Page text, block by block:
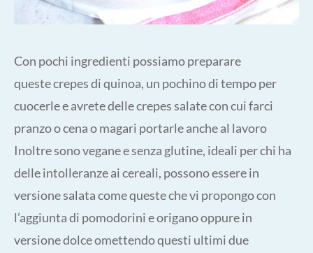
Con pochi ingredienti possiamo preparare
queste crepes di quinoa, un pochino di tempo per
cuocerle e avrete delle crepes salate con cui farci
pranzo o cena o magari portarle anche al lavoro
Inoltre sono vegane e senza glutine, ideali per chi ha
delle intolleranze ai cereali, possono essere in
versione salata come queste che vi propongo con
l’aggiunta di pomodorini e origano oppure in
versione dolce omettendo questi ultimi due